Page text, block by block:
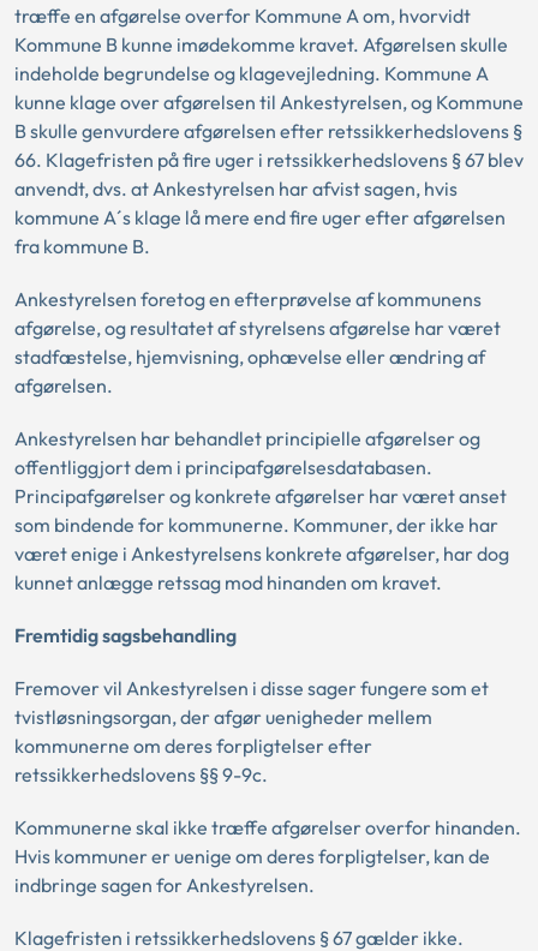
træffe en afgørelse overfor Kommune A om, hvorvidt
Kommune B kunne imødekomme kravet. Afgørelsen skulle
indeholde begrundelse og klagevejledning. Kommune A
kunne klage over afgørelsen til Ankestyrelsen, og Kommune
B skulle genvurdere afgørelsen efter retssikkerhedslovens §
66. Klagefristen på fire uger i retssikkerhedslovens § 67 blev
anvendt, dvs. at Ankestyrelsen har afvist sagen, hvis
kommune A´s klage lå mere end fire uger efter afgørelsen
fra kommune B.
Ankestyrelsen foretog en efterprøvelse af kommunens
afgørelse, og resultatet af styrelsens afgørelse har været
stadfæstelse, hjemvisning, ophævelse eller ændring af
afgørelsen.
Ankestyrelsen har behandlet principielle afgørelser og
offentliggjort dem i principafgørelsesdatabasen.
Principafgørelser og konkrete afgørelser har været anset
som bindende for kommunerne. Kommuner, der ikke har
været enige i Ankestyrelsens konkrete afgørelser, har dog
kunnet anlægge retssag mod hinanden om kravet.
Fremtidig sagsbehandling
Fremover vil Ankestyrelsen i disse sager fungere som et
tvistløsningsorgan, der afgør uenigheder mellem
kommunerne om deres forpligtelser efter
retssikkerhedslovens §§ 9-9c.
Kommunerne skal ikke træffe afgørelser overfor hinanden.
Hvis kommuner er uenige om deres forpligtelser, kan de
indbringe sagen for Ankestyrelsen.
Klagefristen i retssikkerhedslovens § 67 gælder ikke.